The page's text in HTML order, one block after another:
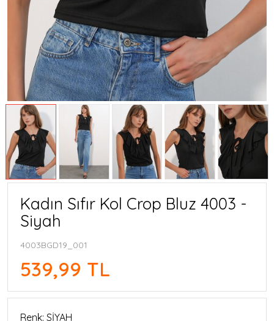
Kadın Sıfır Kol Crop Bluz 4003 -
Siyah
4003BGD19_001
539,99 TL
Renk: SİYAH